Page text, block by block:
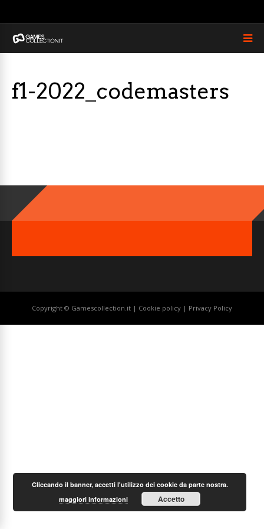
f1-2022_codemasters
Copyright © Gamescollection.it | Cookie policy | Privacy Policy
Cliccando il banner, accetti l'utilizzo dei cookie da parte nostra.
maggiori informazioni
Accetto